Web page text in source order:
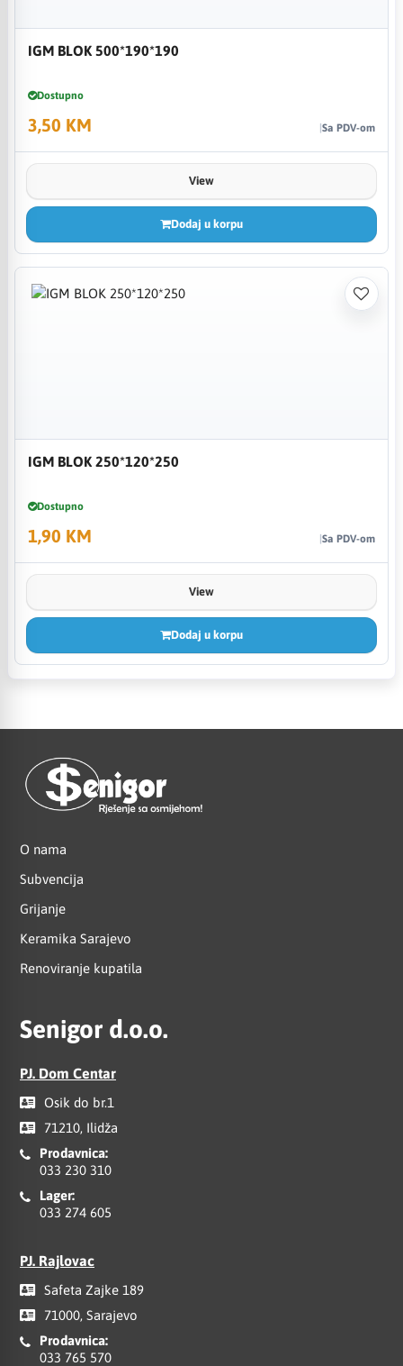
IGM BLOK 500*190*190
Dostupno
3,50 KM Sa PDV-om
View
Dodaj u korpu
IGM BLOK 250*120*250
Dostupno
1,90 KM Sa PDV-om
View
Dodaj u korpu
O nama
Subvencija
Grijanje
Keramika Sarajevo
Renoviranje kupatila
Senigor d.o.o.
PJ. Dom Centar
Osik do br.1
71210, Ilidža
Prodavnica:
033 230 310
Lager:
033 274 605
PJ. Rajlovac
Safeta Zajke 189
71000, Sarajevo
Prodavnica:
033 765 570